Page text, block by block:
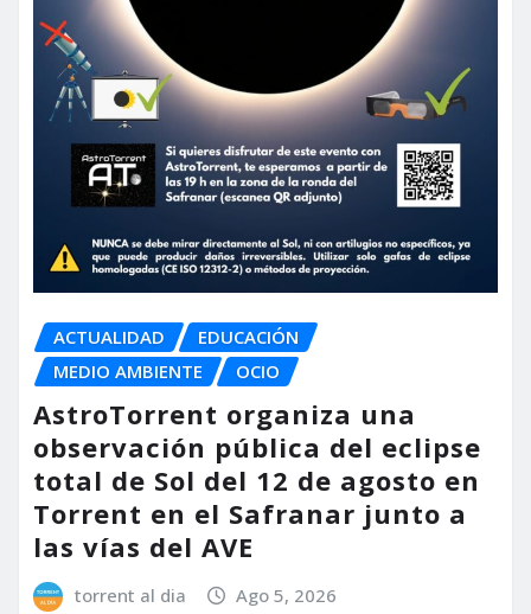
ACTUALIDAD
EDUCACIÓN
MEDIO AMBIENTE
OCIO
AstroTorrent organiza una
observación pública del eclipse
total de Sol del 12 de agosto en
Torrent en el Safranar junto a
las vías del AVE
torrent al dia Ago 5, 2026